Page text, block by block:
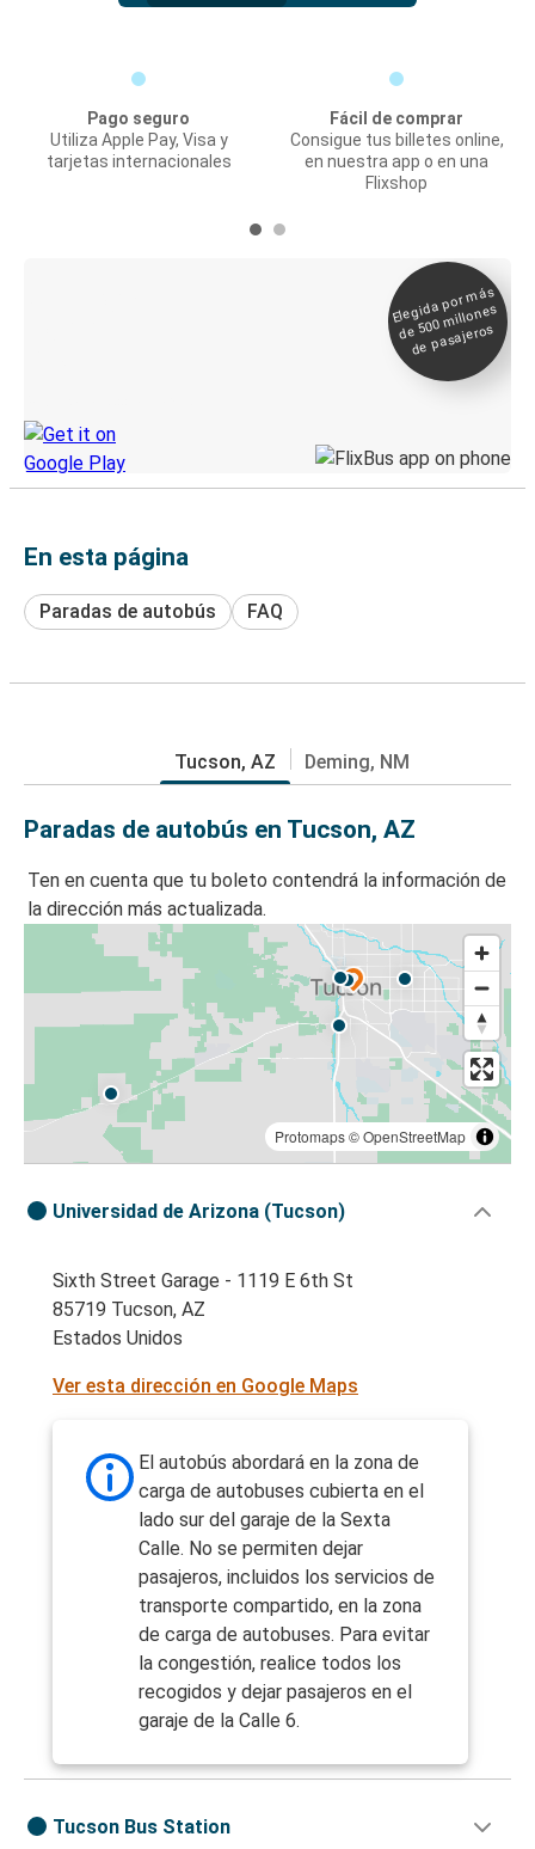
Pago seguro
Utiliza Apple Pay, Visa y
tarjetas internacionales
Fácil de comprar
Consigue tus billetes online,
en nuestra app o en una
Flixshop
Elegida por
más
de 500
millones
de pasajeros
En esta página
Paradas de autobús FAQ
Tucson, AZ Deming, NM
Paradas de autobús en Tucson, AZ
Ten en cuenta que tu boleto contendrá la información de
la dirección más actualizada.
Protomaps©OpenStreetMap
Universidad de Arizona (Tucson)
Sixth Street Garage - 1119 E 6th St
85719 Tucson, AZ
Estados Unidos
Ver esta dirección en Google Maps
El autobús abordará en la zona de
carga de autobuses cubierta en el
lado sur del garaje de la Sexta
Calle. No se permiten dejar
pasajeros, incluidos los servicios de
transporte compartido, en la zona
de carga de autobuses. Para evitar
la congestión, realice todos los
recogidos y dejar pasajeros en el
garaje de la Calle 6.
Tucson Bus Station